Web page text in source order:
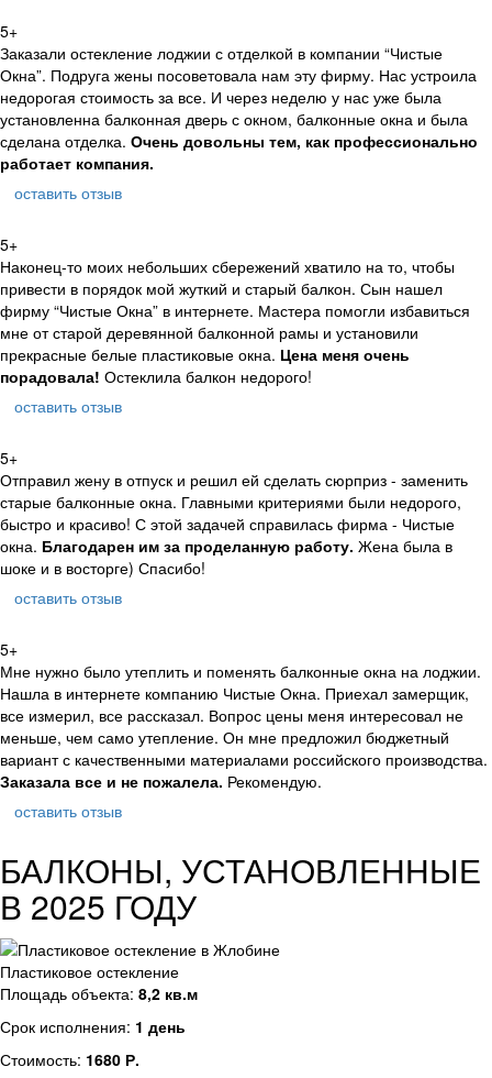
5+
Заказали остекление лоджии с отделкой в компании “Чистые
Окна”. Подруга жены посоветовала нам эту фирму. Нас устроила
недорогая стоимость за все. И через неделю у нас уже была
установленна балконная дверь с окном, балконные окна и была
сделана отделка. Очень довольны тем, как профессионально
работает компания.
оставить отзыв
5+
Наконец-то моих небольших сбережений хватило на то, чтобы
привести в порядок мой жуткий и старый балкон. Сын нашел
фирму “Чистые Окна” в интернете. Мастера помогли избавиться
мне от старой деревянной балконной рамы и установили
прекрасные белые пластиковые окна. Цена меня очень
порадовала! Остеклила балкон недорого!
оставить отзыв
5+
Отправил жену в отпуск и решил ей сделать сюрприз - заменить
старые балконные окна. Главными критериями были недорого,
быстро и красиво! С этой задачей справилась фирма - Чистые
окна. Благодарен им за проделанную работу. Жена была в
шоке и в восторге) Спасибо!
оставить отзыв
5+
Мне нужно было утеплить и поменять балконные окна на лоджии.
Нашла в интернете компанию Чистые Окна. Приехал замерщик,
все измерил, все рассказал. Вопрос цены меня интересовал не
меньше, чем само утепление. Он мне предложил бюджетный
вариант с качественными материалами российского производства.
Заказала все и не пожалела. Рекомендую.
оставить отзыв
БАЛКОНЫ, УСТАНОВЛЕННЫЕ
В 2025 ГОДУ
Пластиковое остекление
Площадь объекта: 8,2 кв.м
Срок исполнения: 1 день
Стоимость: 1680 Р.